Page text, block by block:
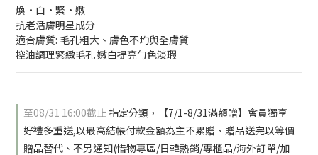
煥•白•緊•嫩
抗老活膚明星成分
適合膚質: 毛孔粗大、膚色不均與全膚質
控油調理緊緻毛孔 嫩白提亮勻色淡瑕
至08/31 16:00截止 指定分類，【7/1-8/31滿額贈】會員獨享
好禮多重送,以最高結帳付款金額為主不累贈、贈品送完以等價
贈品替代、不另通知(惜物專區/日韓熱銷/專櫃品/海外訂單/加